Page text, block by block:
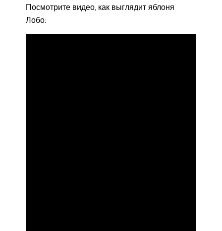
Посмотрите видео, как выглядит яблоня
Лобо: